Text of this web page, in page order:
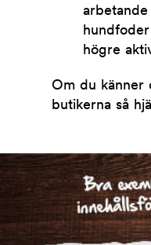
högre
Om du känner
butikerna så